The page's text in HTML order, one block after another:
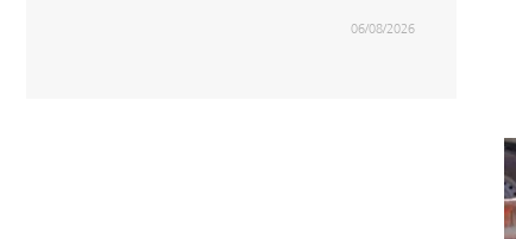
06/08/2026